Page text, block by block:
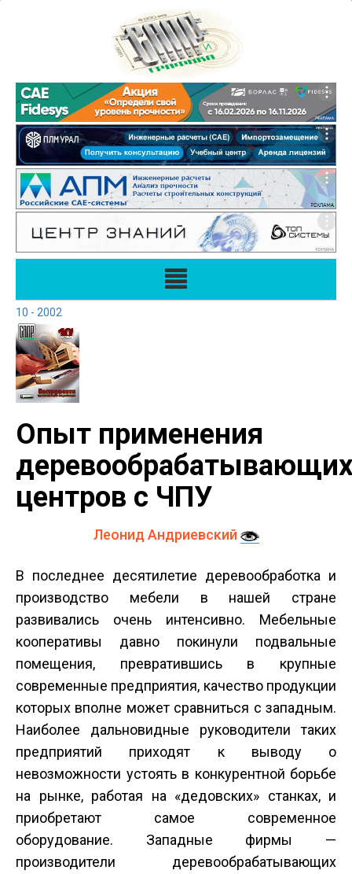
10 - 2002
Опыт применения
центров с ЧПУ
Леонид Андриевский
В последнее десятилетие деревообработка и
производство мебели в нашей стране
развивались очень интенсивно. Мебельные
кооперативы давно покинули подвальные
помещения, превратившись в крупные
современные предприятия, качество продукции
которых вполне может сравниться с западным.
Наиболее дальновидные руководители таких
предприятий приходят к выводу о
невозможности устоять в конкурентной борьбе
на рынке, работая на «дедовских» станках, и
приобретают самое современное
оборудование. Западные фирмы —
производители деревообрабатывающих